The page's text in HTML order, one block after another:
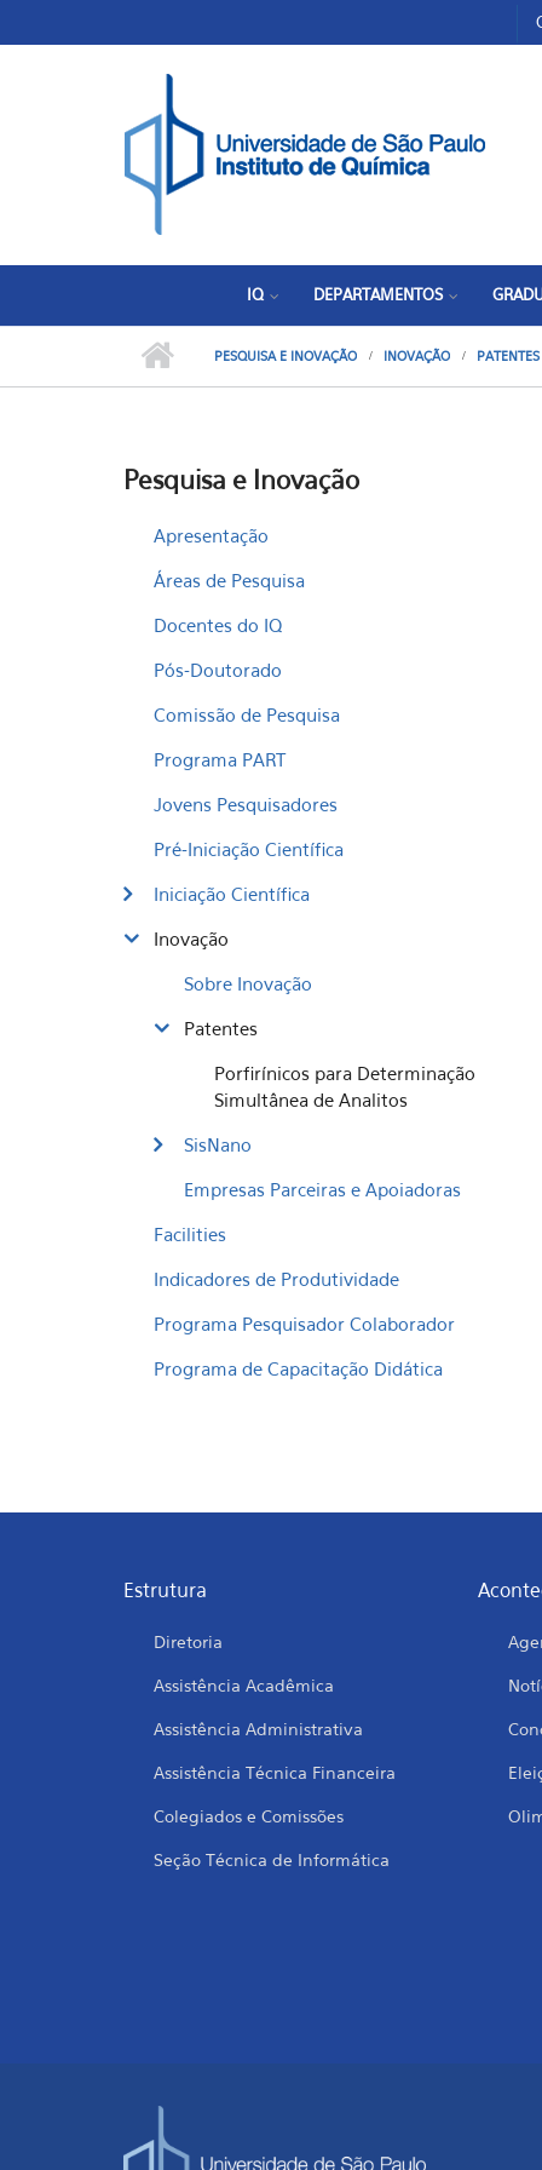
IQ DEPARTAMENTOS
PESQUISA E INOVAÇÃO INOVAÇÃO PATENTES
Pesquisa e Inovação
Apresentação
Áreas de Pesquisa
Docentes do IQ
Pós-Doutorado
Comissão de Pesquisa
Programa PART
Jovens Pesquisadores
Pré-Iniciação Científica
Iniciação Científica
Inovação
Sobre Inovação
Patentes
Porfirínicos para Determinação
Simultânea de Analitos
SisNano
Empresas Parceiras e Apoiadoras
Facilities
Indicadores de Produtividade
Programa Pesquisador Colaborador
Programa de Capacitação Didática
Estrutura
Diretoria
Assistência Acadêmica
Assistência Administrativa
Assistência Técnica Financeira
Colegiados e Comissões
Seção Técnica de Informática